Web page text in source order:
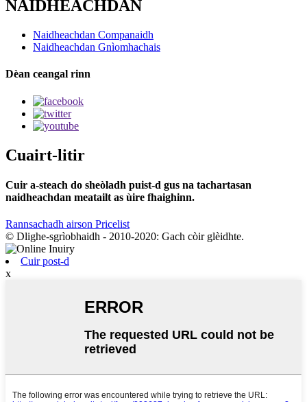
NAIDHEACHDAN
Naidheachdan Companaidh
Naidheachdan Gnìomhachais
Dèan ceangal rinn
Cuairt-litir
Cuir a-steach do sheòladh puist-d gus na tachartasan
naidheachdan meatailt as ùire fhaighinn.
Rannsachadh airson Pricelist
© Dlighe-sgrìobhaidh - 2010-2020: Gach còir glèidhte.
Cuir post-d
x